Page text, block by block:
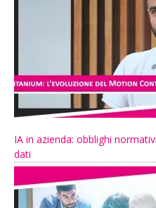
IA in azienda: obblighi
dati